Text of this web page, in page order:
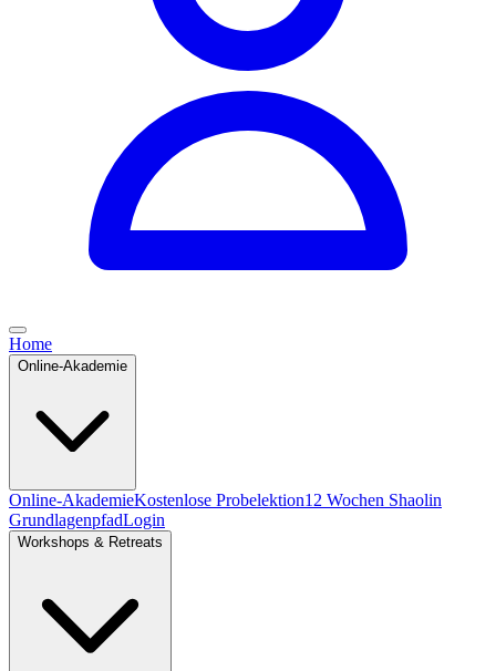
Home
Online-Akademie
Online-AkademieKostenlose Probelektion12 Wochen Shaolin
GrundlagenpfadLogin
Workshops & Retreats